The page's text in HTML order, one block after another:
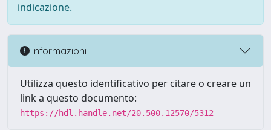
indicazione.
Informazioni
Utilizza questo identificativo per citare o creare un
link a questo documento:
https://hdl.handle.net/20.500.12570/5312